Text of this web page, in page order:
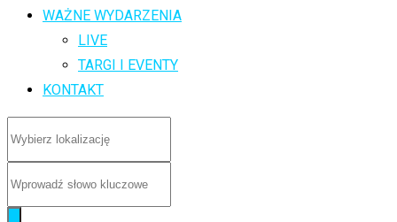
WAŻNE WYDARZENIA
LIVE
TARGI I EVENTY
KONTAKT